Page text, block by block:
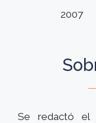
2007
Se redactó el